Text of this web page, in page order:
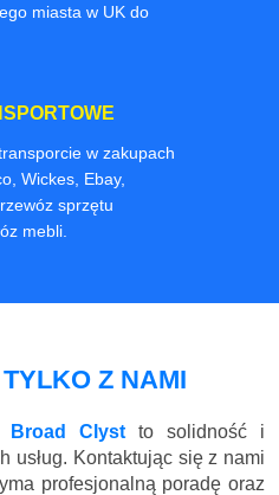
miasta w UK do
w zakupach
Wickes, Ebay,
sprzętu
mebli.
Z NAMI
Broad Clyst to solidność i
usług. Kontaktując się z nami
profesjonalną poradę oraz